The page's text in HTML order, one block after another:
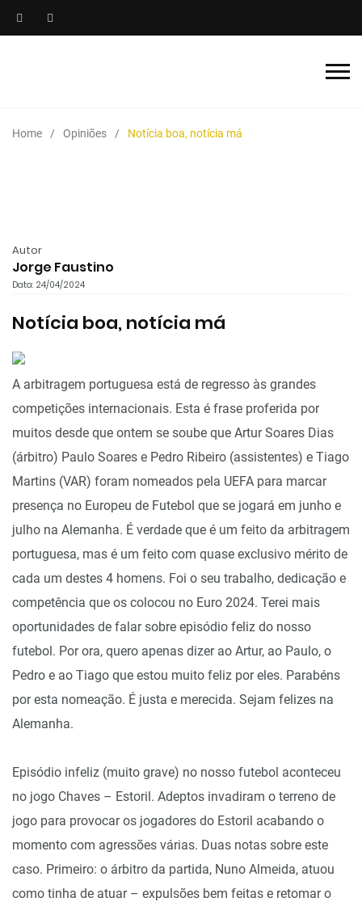
Home Opiniões Notícia boa, notícia má
Autor
Jorge Faustino
Data: 24/04/2024
Notícia boa, notícia má
A arbitragem portuguesa está de regresso às grandes
competições internacionais. Esta é frase proferida por
muitos desde que ontem se soube que Artur Soares Dias
(árbitro) Paulo Soares e Pedro Ribeiro (assistentes) e Tiago
Martins (VAR) foram nomeados pela UEFA para marcar
presença no Europeu de Futebol que se jogará em junho e
julho na Alemanha. É verdade que é um feito da arbitragem
portuguesa, mas é um feito com quase exclusivo mérito de
cada um destes 4 homens. Foi o seu trabalho, dedicação e
competência que os colocou no Euro 2024. Terei mais
oportunidades de falar sobre episódio feliz do nosso
futebol. Por ora, quero apenas dizer ao Artur, ao Paulo, o
Pedro e ao Tiago que estou muito feliz por eles. Parabéns
por esta nomeação. É justa e merecida. Sejam felizes na
Alemanha.
Episódio infeliz (muito grave) no nosso futebol aconteceu
no jogo Chaves – Estoril. Adeptos invadiram o terreno de
jogo para provocar os jogadores do Estoril acabando o
momento com agressões várias. Duas notas sobre este
caso. Primeiro: o árbitro da partida, Nuno Almeida, atuou
como tinha de atuar – expulsões bem feitas e retomar o